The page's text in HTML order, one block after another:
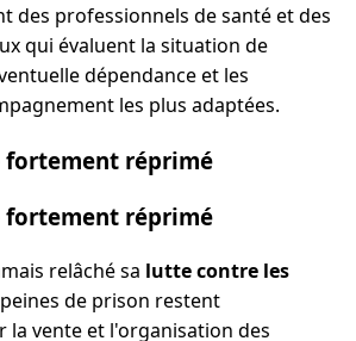
des professionnels de santé et des
qui évaluent la situation de
dépendance et les
les plus adaptées.
fortement réprimé
fortement réprimé
relâché sa lutte contre les
peines de prison restent
la vente et l'organisation des